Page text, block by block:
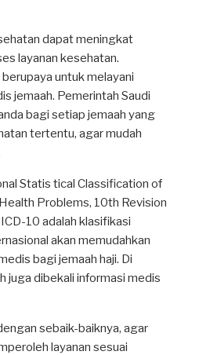
dapat meningkat
layanan kesehatan.
untuk melayani
jemaah. Pemerintah Saudi
bagi setiap jemaah yang
tertentu, agar mudah
Statis tical Classification of
Problems, 10th Revision
10 adalah klasifikasi
akan memudahkan
bagi jemaah haji. Di
juga dibekali informasi medis
sebaik-baiknya, agar
layanan sesuai